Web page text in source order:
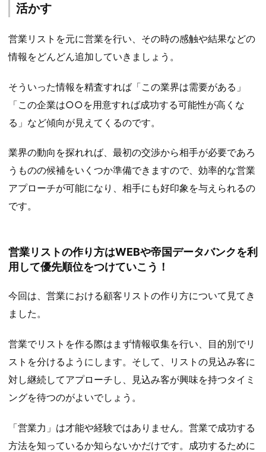
活かす
営業リストを元に営業を行い、その時の感触や結果などの
情報をどんどん追加していきましょう。
そういった情報を精査すれば「この業界は需要がある」
「この企業は○○を用意すれば成功する可能性が高くな
る」など傾向が見えてくるのです。
業界の動向を探れれば、最初の交渉から相手が必要であろ
うものの候補をいくつか準備できますので、効率的な営業
アプローチが可能になり、相手にも好印象を与えられるの
です。
営業リストの作り方はWEBや帝国データバンクを利
用して優先順位をつけていこう！
今回は、営業における顧客リストの作り方について見てき
ました。
営業でリストを作る際はまず情報収集を行い、目的別でリ
ストを分けるようにします。そして、リストの見込み客に
対し継続してアプローチし、見込み客が興味を持つタイミ
ングを待つのがよいでしょう。
「営業力」は才能や経験ではありません。営業で成功する
方法を知っているか知らないかだけです。成功するために